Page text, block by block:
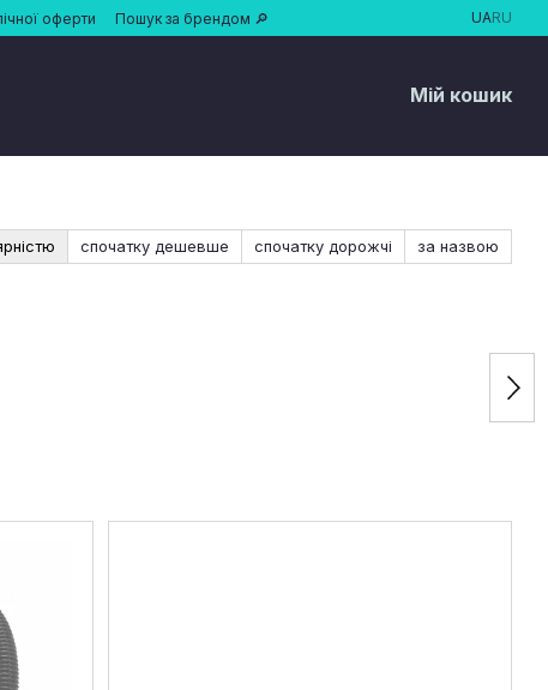
оферти Пошук за брендом 🔎 UARU
Мій кошик
спочатку дешевше спочатку дорожчі за назвою